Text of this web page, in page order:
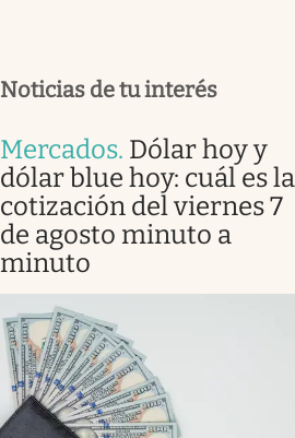
Noticias de tu interés
Mercados. Dólar hoy y
dólar blue hoy: cuál es la
cotización del viernes 7
de agosto minuto a
minuto